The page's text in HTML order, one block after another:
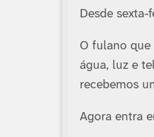
Desde
O fulano que
água, luz e
recebemos
Agora entra